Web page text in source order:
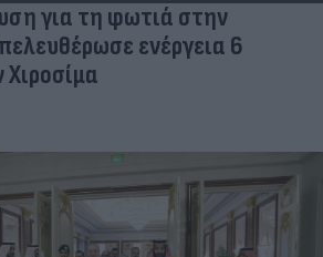
για τη φωτιά στην
ενέργεια 6